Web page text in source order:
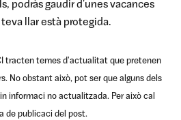
podràs gaudir d'unes vacances
llar està protegida.
tracten temes d'actualitat que pretenen
No obstant això, pot ser que alguns dels
informaci no actualitzada. Per això cal
de publicaci del post.